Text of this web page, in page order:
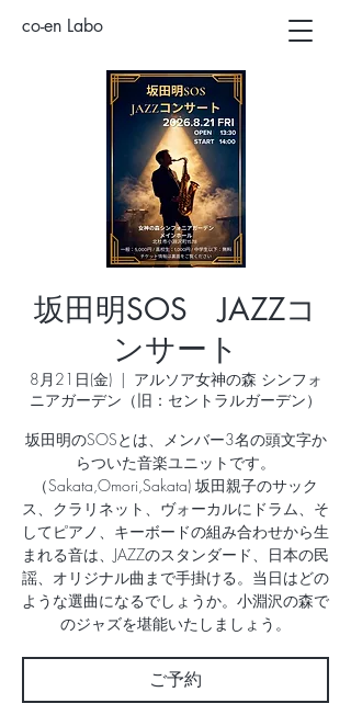
co-en Labo
坂田明SOS JAZZコ
ンサート
8月21日(金)
  |
アルソア女神の森 シンフォ
ニアガーデン（旧：セントラルガーデン）
坂田明のSOSとは、メンバー3名の頭文字か
らついた音楽ユニットです。
（Sakata,Omori,Sakata) 坂田親子のサック
ス、クラリネット、ヴォーカルにドラム、そ
してピアノ、キーボードの組み合わせから生
まれる音は、JAZZのスタンダード、日本の民
謡、オリジナル曲まで手掛ける。当日はどの
ような選曲になるでしょうか。小淵沢の森で
のジャズを堪能いたしましょう。
ご予約